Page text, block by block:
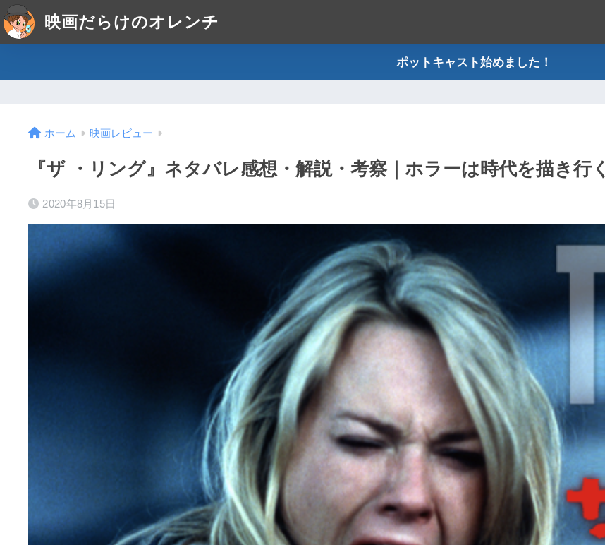
映画だらけのオレンチ
ポットキャスト始めました！
ホーム 映画レビュー
『ザ ・リング』ネタバレ感想・解説・考察｜ホラーは時代を描き行く
2020年8月15日